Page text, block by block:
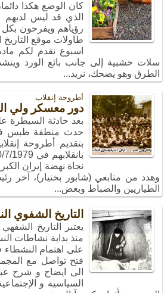
كان الوضع هكذا
الذي قد ليس
رؤياهم ويفرحون
طاولات موقع
اسبوع نقدم لكم
سلات خشبية إلى جانب بائع الورد
الطرق وهو يضحك، نريد...
أطروحة إنقلاب
دور معسكر ولي
بتقديم أطروحة
نجاة نهضة إيران
وهدد من متابعي (شابور بختيار)، آخر
الطياريين والضباط وبعض...
التاريخ الشفوي
يعتبر التاريخ
منذ بداية نشاطات
على اهتمام النشطاء
فتح تواصل مع
الى ايضاح و شرح
السياسية و